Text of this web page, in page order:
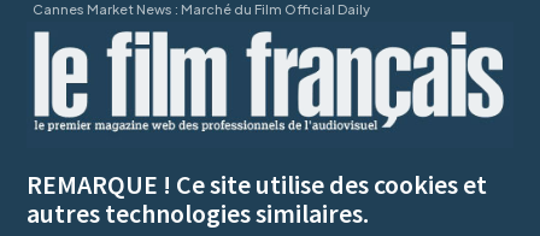
Cannes Market News : Marché du Film Official Daily
REMARQUE ! Ce site utilise des cookies et
autres technologies similaires.